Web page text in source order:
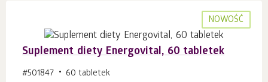
NOWOŚĆ
Suplement diety Energovital, 60 tabletek
#501847 60 tabletek